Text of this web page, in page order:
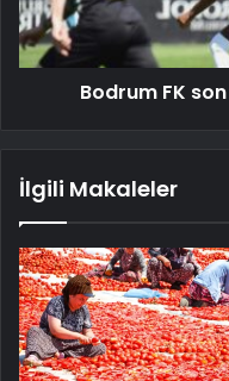
Bodrum FK
İlgili Makaleler